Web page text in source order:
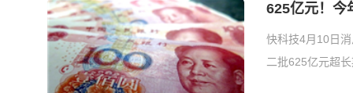
625亿元！今
快科技4月10日
二批625亿元超